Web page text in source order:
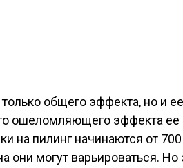
общего эффекта, но и ее
ошеломляющего эффекта ее
на пилинг начинаются от 700
они могут варьироваться. Но